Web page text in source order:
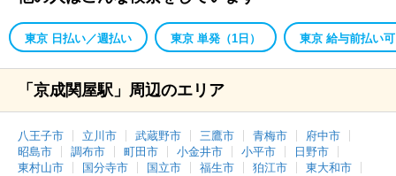
東京 日払い／週払い 東京 単発（1日） 東京 給与前払い可
「京成関屋駅」周辺のエリア
八王子市 立川市 武蔵野市 三鷹市 青梅市
府中市
昭島市
調布市 町田市 小金井市 小平市
日野市
東村山市
国分寺市 国立市 福生市 狛江市
東大和市